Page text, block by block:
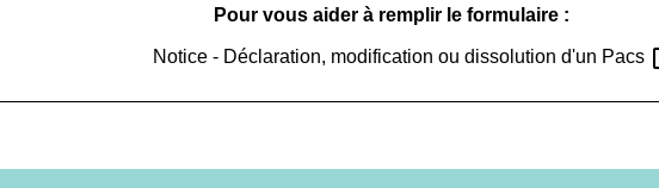
Pour vous aider à remplir le formulaire :
Notice - Déclaration, modification ou dissolution d'un Pacs